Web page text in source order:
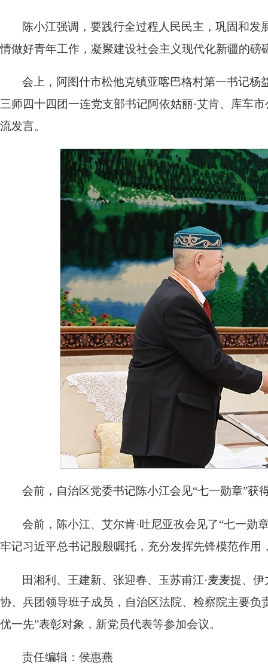
陈小江强调，要践行全过程人民民主，巩固和
情做好青年工作，凝聚建设社会主义现代化新疆的磅
会上，阿图什市松他克镇亚喀巴格村第一书记杨
三师四十四团一连党支部书记阿依姑丽·艾肯、库车
流发言。
会前，自治区党委书记陈小江会见“七一勋章”获
会前，陈小江、艾尔肯·吐尼亚孜会见了“七一勋
牢记习近平总书记殷殷嘱托，充分发挥先锋模范作
田湘利、王建新、张迎春、玉苏甫江·麦麦提、
协、兵团领导班子成员，自治区法院、检察院主要
优一先”表彰对象，新党员代表等参加会议。
责任编辑：侯惠燕